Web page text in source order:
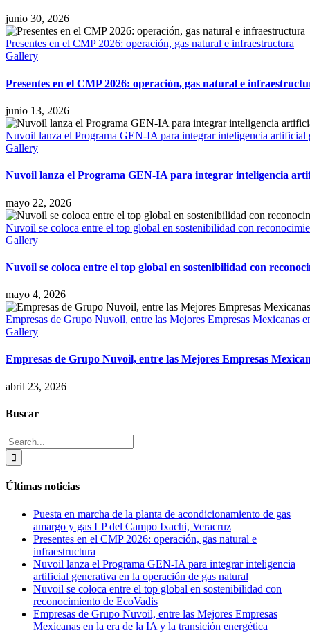
junio 30, 2026
Presentes en el CMP 2026: operación, gas natural e infraestructura
Gallery
Presentes en el CMP 2026: operación, gas natural e
junio 13, 2026
Nuvoil lanza el Programa GEN-IA para integrar inteligencia artificial
Gallery
Nuvoil lanza el Programa GEN-IA para integrar inteligencia
mayo 22, 2026
Nuvoil se coloca entre el top global en sostenibilidad con
Gallery
Nuvoil se coloca entre el top global en sostenibilidad con
mayo 4, 2026
Empresas de Grupo Nuvoil, entre las Mejores Empresas Mexicanas
Gallery
Empresas de Grupo Nuvoil, entre las Mejores Empresas
abril 23, 2026
Buscar
Search
for:
Últimas noticias
Puesta en marcha de la planta de acondicionamiento de gas
amargo y gas LP del Campo Ixachi, Veracruz
Presentes en el CMP 2026: operación, gas natural e
infraestructura
Nuvoil lanza el Programa GEN-IA para integrar inteligencia
artificial generativa en la operación de gas natural
Nuvoil se coloca entre el top global en sostenibilidad con
reconocimiento de EcoVadis
Empresas de Grupo Nuvoil, entre las Mejores Empresas
Mexicanas en la era de la IA y la transición energética